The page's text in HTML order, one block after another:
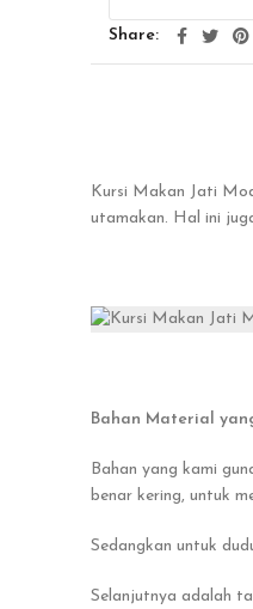
Share
Kursi Makan Jati
utamakan. Hal ini
Bahan Material
Bahan yang kami
benar kering, untuk
Sedangkan untuk
Selanjutnya adalah